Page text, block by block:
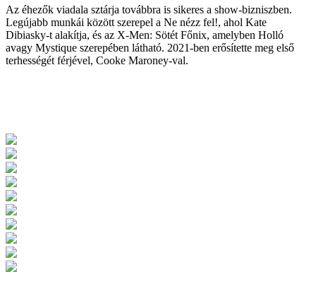
Az éhezők viadala sztárja továbbra is sikeres a show-bizniszben.
Legújabb munkái között szerepel a Ne nézz fel!, ahol Kate
Dibiasky-t alakítja, és az X-Men: Sötét Főnix, amelyben Holló
avagy Mystique szerepében látható. 2021-ben erősítette meg első
terhességét férjével, Cooke Maroney-val.